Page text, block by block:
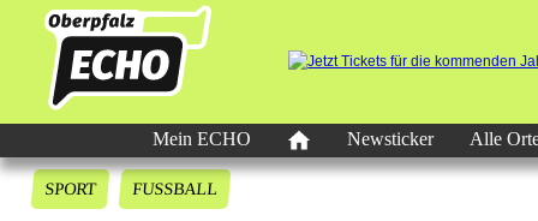
Mein ECHO Newsticker Alle
SPORT FUSSBALL